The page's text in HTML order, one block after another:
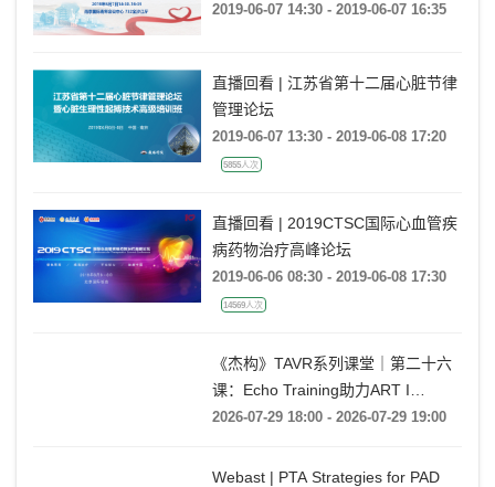
2019-06-07 14:30 - 2019-06-07 16:35
直播回看 | 江苏省第十二届心脏节律
管理论坛
2019-06-07 13:30 - 2019-06-08 17:20
5855人次
直播回看 | 2019CTSC国际心血管疾
病药物治疗高峰论坛
2019-06-06 08:30 - 2019-06-08 17:30
14569人次
《杰构》TAVR系列课堂｜第二十六
课：Echo Training助力ART I
Rebecca T. Hahn教授《第二期-主动
战精讲》
2026-07-29 18:00 - 2026-07-29 19:00
Webast | PTA Strategies for PAD